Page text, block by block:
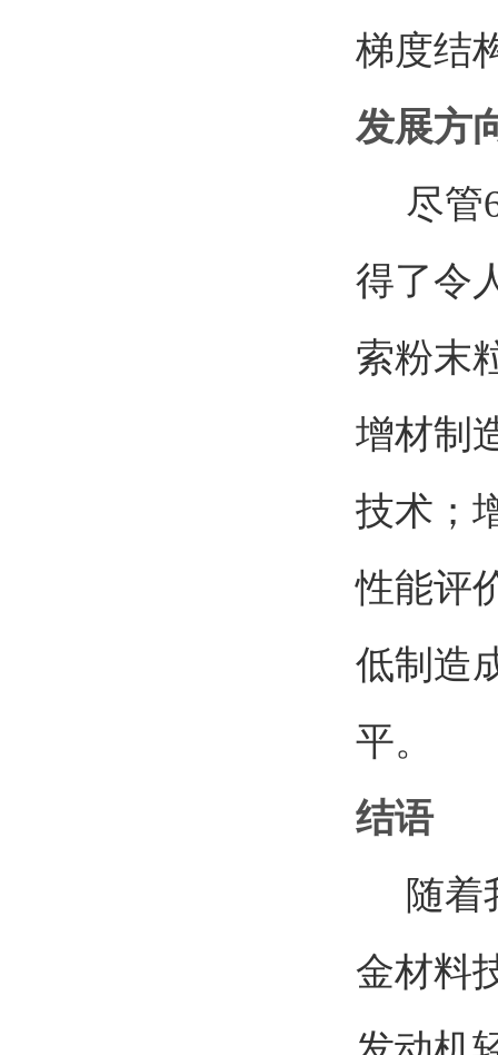
梯度结
发展方
尽管
得了令
索粉末
增材制
技术；
性能评
低制造
平。
结语
随着
金材料